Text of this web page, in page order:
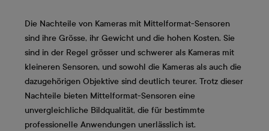
Die Nachteile von Kameras mit Mittelformat-Sensoren
sind ihre Grösse, ihr Gewicht und die hohen Kosten. Sie
sind in der Regel grösser und schwerer als Kameras mit
kleineren Sensoren, und sowohl die Kameras als auch die
dazugehörigen Objektive sind deutlich teurer. Trotz dieser
Nachteile bieten Mittelformat-Sensoren eine
unvergleichliche Bildqualität, die für bestimmte
professionelle Anwendungen unerlässlich ist.